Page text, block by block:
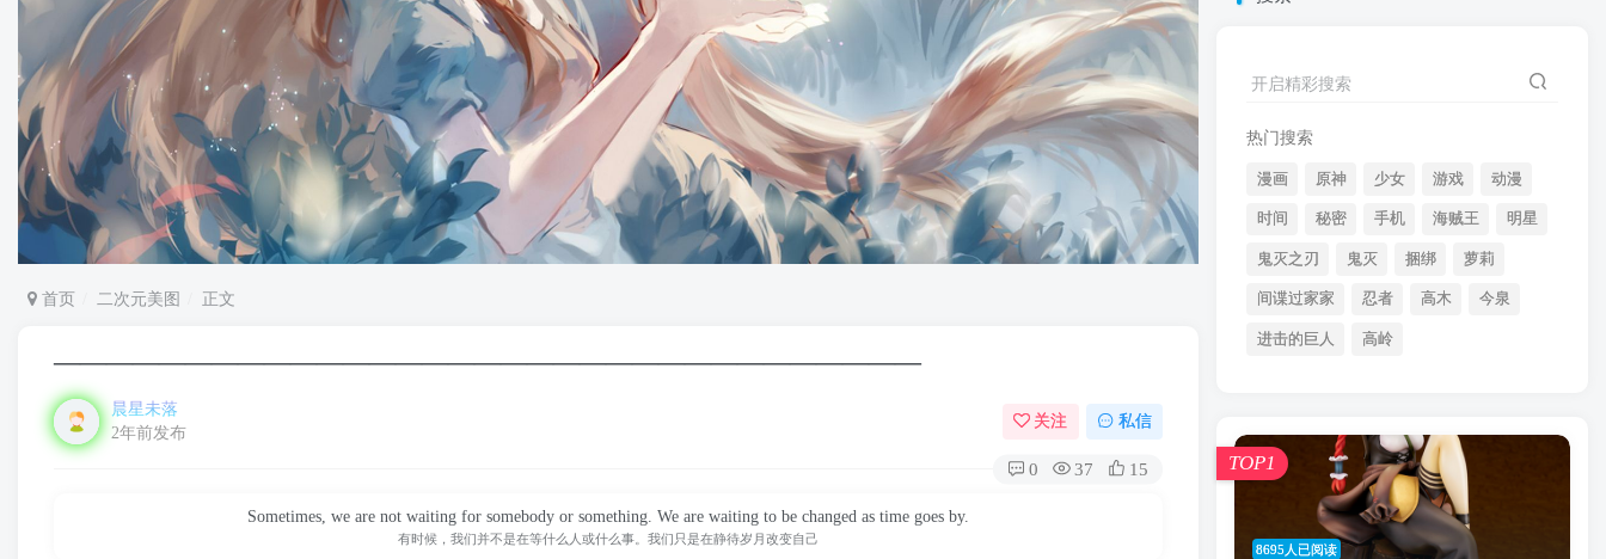
首页 二次元美图 正文
—————————————————————————————————
晨星未落
2年前发布
关注 私信
0 37 15
Sometimes, we are not waiting for somebody or something. We are waiting to be changed as time goes by.
有时候，我们并不是在等什么人或什么事。我们只是在静待岁月改变自己
开启精彩搜索
热门搜索
漫画 原神 少女 游戏 动漫
时间 秘密 手机 海贼王 明星
鬼灭之刃 鬼灭 捆绑 萝莉
间谍过家家 忍者 高木 今泉
进击的巨人 高岭
8695人已阅读
TOP1
每天叫醒我的不是闹钟，而是膀胱。
时间 秘密 手机 海贼王
鬼灭 捆绑 萝莉
间谍过家家 忍者 高木